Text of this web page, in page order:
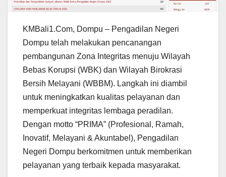
KMBali1.Com, Dompu – Pengadilan Negeri
Dompu telah melakukan pencanangan
pembangunan Zona Integritas menuju Wilayah
Bebas Korupsi (WBK) dan Wilayah Birokrasi
Bersih Melayani (WBBM). Langkah ini diambil
untuk meningkatkan kualitas pelayanan dan
memperkuat integritas lembaga peradilan.
Dengan motto “PRIMA” (Profesional, Ramah,
Inovatif, Melayani & Akuntabel), Pengadilan
Negeri Dompu berkomitmen untuk memberikan
pelayanan yang terbaik kepada masyarakat.